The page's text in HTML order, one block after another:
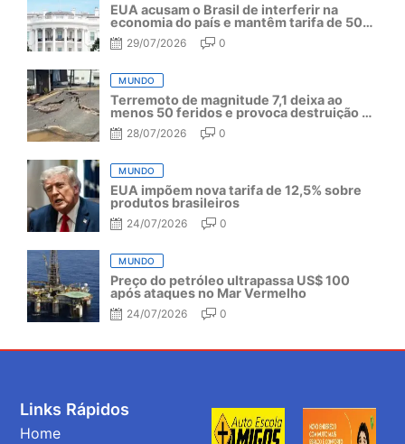
EUA acusam o Brasil de interferir na
economia do país e mantêm tarifa de 50%
por mais um ano
29/07/2026 0
MUNDO
Terremoto de magnitude 7,1 deixa ao
menos 50 feridos e provoca destruição no
Japão
28/07/2026 0
MUNDO
EUA impõem nova tarifa de 12,5% sobre
produtos brasileiros
24/07/2026 0
MUNDO
Preço do petróleo ultrapassa US$ 100
após ataques no Mar Vermelho
24/07/2026 0
Links Rápidos
Home